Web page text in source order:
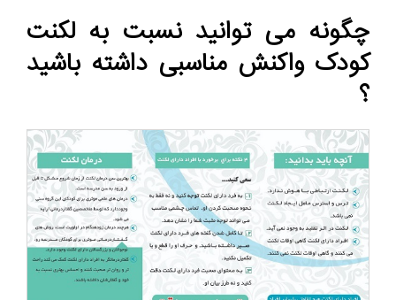
چگونه می توانید نسبت به لکنت
کودک واکنش مناسبی داشته باشید
؟